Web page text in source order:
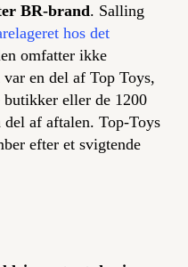
BR-brand. Salling
hos det
omfatter ikke
var en del af Top Toys,
eller de 1200
af aftalen. Top-Toys
efter et svigtende